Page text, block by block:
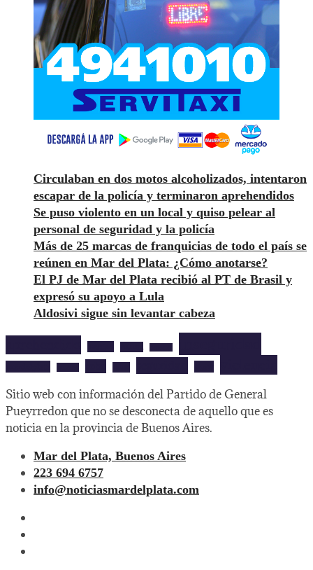
Circulaban en dos motos alcoholizados, intentaron
escapar de la policía y terminaron aprehendidos
Se puso violento en un local y quiso pelear al
personal de seguridad y la policía
Más de 25 marcas de franquicias de todo el país se
reúnen en Mar del Plata: ¿Cómo anotarse?
El PJ de Mar del Plata recibió al PT de Brasil y
expresó su apoyo a Lula
Aldosivi sigue sin levantar cabeza
Sitio web con información del Partido de General
Pueyrredon que no se desconecta de aquello que es
noticia en la provincia de Buenos Aires.
Mar del Plata, Buenos Aires
223 694 6757
info@noticiasmardelplata.com